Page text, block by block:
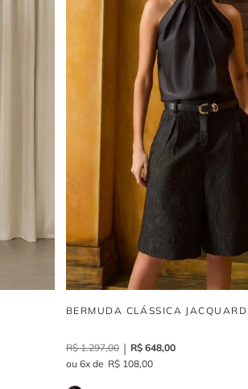
BERMUDA CLÁSSICA JACQUARD
R$ 1.297,00 R$ 648,00
6
R$ 108,00